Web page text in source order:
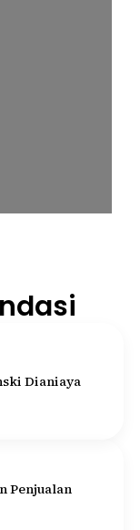
Dianiaya
Penjualan